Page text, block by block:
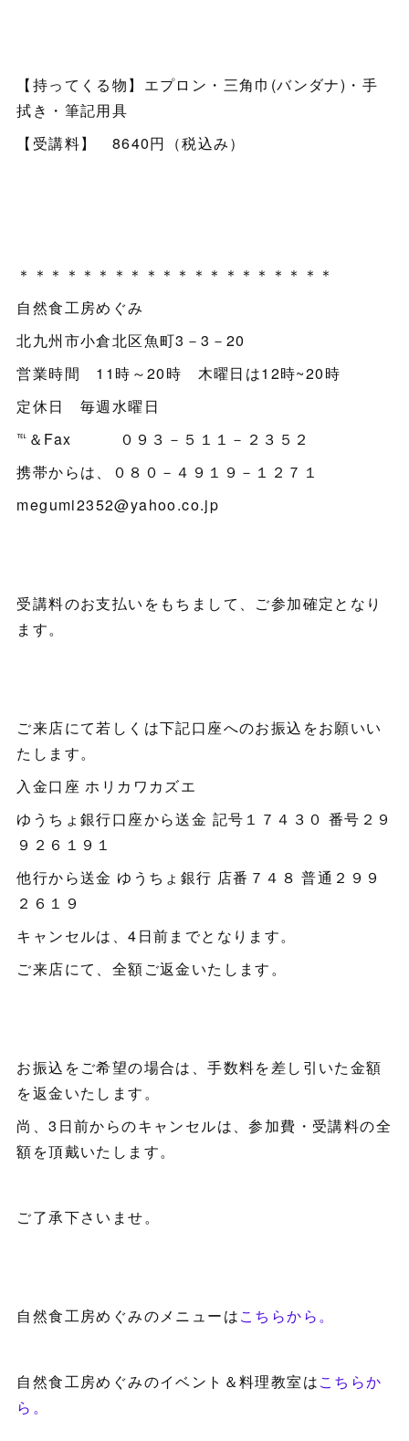
【持ってくる物】エプロン・三角巾(バンダナ)・手
拭き・筆記用具
【受講料】 8640円（税込み）
＊＊＊＊＊＊＊＊＊＊＊＊＊＊＊＊＊＊＊＊
自然食工房めぐみ
北九州市小倉北区魚町3－3－20
営業時間 11時～20時 木曜日は12時~20時
定休日 毎週水曜日
℡＆Fax ０９３－５１１－２３５２
携帯からは、０８０－４９１９－１２７１
megumi2352@yahoo.co.jp
受講料のお支払いをもちまして、ご参加確定となり
ます。
ご来店にて若しくは下記口座へのお振込をお願いい
たします。
入金口座 ホリカワカズエ
ゆうちょ銀行口座から送金 記号１７４３０ 番号２９
９２６１９１
他行から送金 ゆうちょ銀行 店番７４８ 普通２９９
２６１９
キャンセルは、4日前までとなります。
ご来店にて、全額ご返金いたします。
お振込をご希望の場合は、手数料を差し引いた金額
を返金いたします。
尚、3日前からのキャンセルは、参加費・受講料の全
額を頂戴いたします。
ご了承下さいませ。
自然食工房めぐみのメニューはこちらから。
自然食工房めぐみのイベント＆料理教室はこちらか
ら。